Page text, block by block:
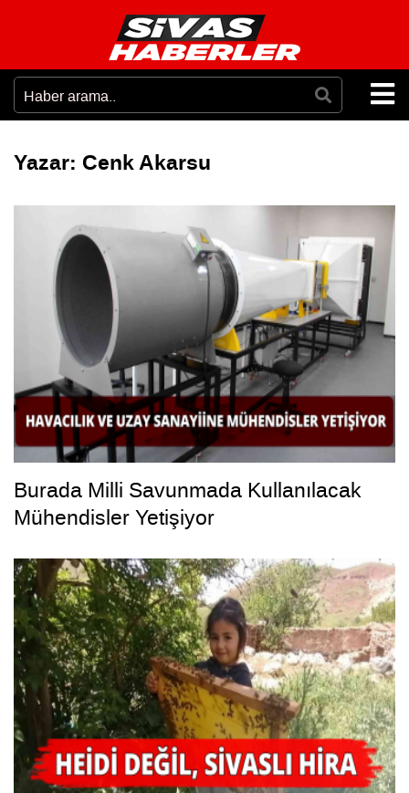
Yazar: Cenk Akarsu
Burada Milli Savunmada Kullanılacak
Mühendisler Yetişiyor